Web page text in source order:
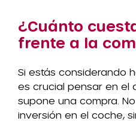
¿Cuánto
frente a la
Si estás considerando
es crucial pensar en el
supone una compra.
inversión en el coche,